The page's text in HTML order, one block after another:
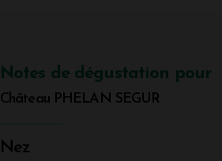
Notes de dégustation pour
Château PHELAN SEGUR
Nez